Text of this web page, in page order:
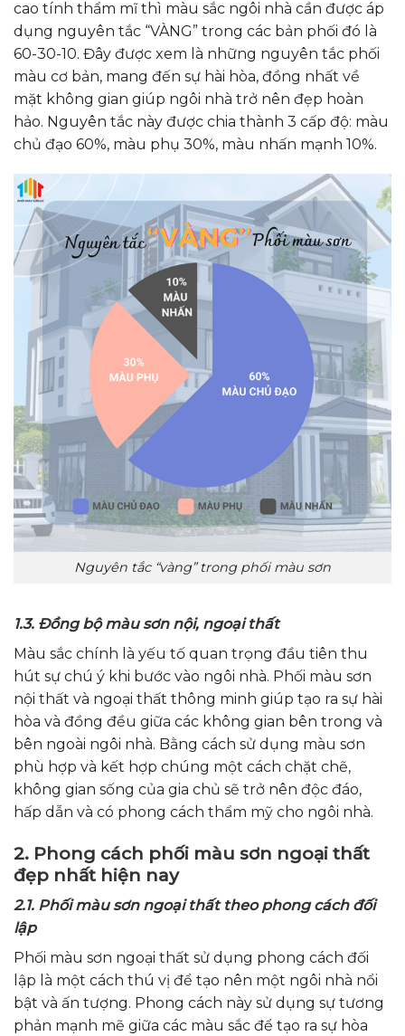
cao tính thẩm mĩ thì màu sắc ngôi nhà cần được áp
dụng nguyên tắc “VÀNG” trong các bản phối đó là
60-30-10. Đây được xem là những nguyên tắc phối
màu cơ bản, mang đến sự hài hòa, đồng nhất về
mặt không gian giúp ngôi nhà trở nên đẹp hoàn
hảo. Nguyên tắc này được chia thành 3 cấp độ: màu
chủ đạo 60%, màu phụ 30%, màu nhấn mạnh 10%.
Nguyên tắc “vàng” trong phối màu sơn
1.3. Đồng bộ màu sơn nội, ngoại thất
Màu sắc chính là yếu tố quan trọng đầu tiên thu
hút sự chú ý khi bước vào ngôi nhà. Phối màu sơn
nội thất và ngoại thất thông minh giúp tạo ra sự hài
hòa và đồng đều giữa các không gian bên trong và
bên ngoài ngôi nhà. Bằng cách sử dụng màu sơn
phù hợp và kết hợp chúng một cách chặt chẽ,
không gian sống của gia chủ sẽ trở nên độc đáo,
hấp dẫn và có phong cách thẩm mỹ cho ngôi nhà.
2. Phong cách phối màu sơn ngoại thất
đẹp nhất hiện nay
2.1. Phối màu sơn ngoại thất theo phong cách đối
lập
Phối màu sơn ngoại thất sử dụng phong cách đối
lập là một cách thú vị để tạo nên một ngôi nhà nổi
bật và ấn tượng. Phong cách này sử dụng sự tương
phản mạnh mẽ giữa các màu sắc để tạo ra sự hòa